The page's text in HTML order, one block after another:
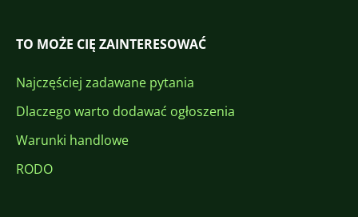
TO MOŻE CIĘ ZAINTERESOWAĆ
Najczęściej zadawane pytania
Dlaczego warto dodawać ogłoszenia
Warunki handlowe
RODO